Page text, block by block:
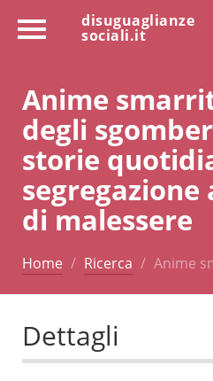
disuguaglianze
sociali.it
Anime
degli
storie
di malessere
Home Ricerca Anime
Dettagli